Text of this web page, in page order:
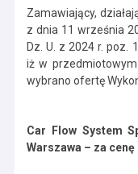
Zamawiający,
z dnia 11 września
Dz. U. z 2024 r. poz.
iż w
wybrano ofertę
Car Flow System
Warszawa – za cenę